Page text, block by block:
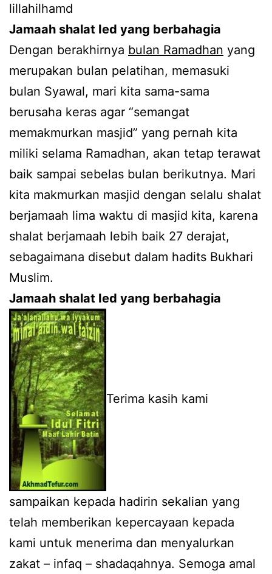
lillahilhamd
Jamaah shalat Ied yang berbahagia
Dengan berakhirnya bulan Ramadhan yang
merupakan bulan pelatihan, memasuki
bulan Syawal, mari kita sama-sama
berusaha keras agar “semangat
memakmurkan masjid” yang pernah kita
miliki selama Ramadhan, akan tetap terawat
baik sampai sebelas bulan berikutnya. Mari
kita makmurkan masjid dengan selalu shalat
berjamaah lima waktu di masjid kita, karena
shalat berjamaah lebih baik 27 derajat,
sebagaimana disebut dalam hadits Bukhari
Muslim.
Jamaah shalat Ied yang berbahagia
Terima kasih kami
sampaikan kepada hadirin sekalian yang
telah memberikan kepercayaan kepada
kami untuk menerima dan menyalurkan
zakat – infaq – shadaqahnya. Semoga amal